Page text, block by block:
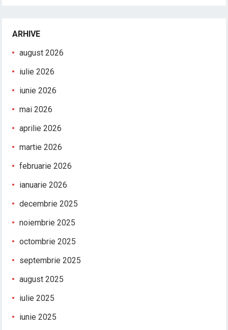
ARHIVE
august 2026
iulie 2026
iunie 2026
mai 2026
aprilie 2026
martie 2026
februarie 2026
ianuarie 2026
decembrie 2025
noiembrie 2025
octombrie 2025
septembrie 2025
august 2025
iulie 2025
iunie 2025